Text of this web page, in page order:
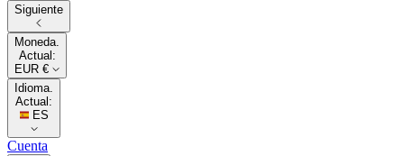
Siguiente
Moneda.
Actual:
EUR €
Idioma.
Actual:
ES
Cuenta